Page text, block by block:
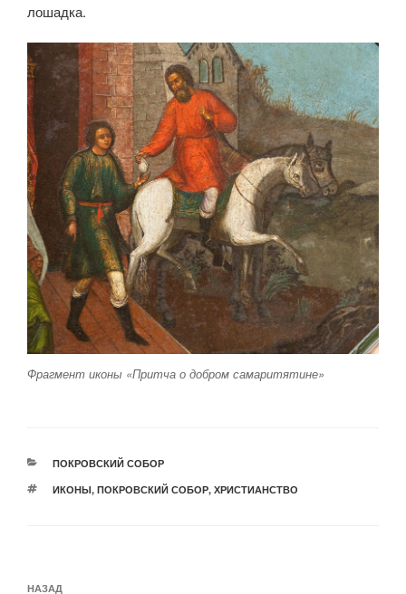
лошадка.
Фрагмент иконы «Притча о добром самаритятине»
РУБРИКИ
ПОКРОВСКИЙ СОБОР
МЕТКИ
ИКОНЫ, ПОКРОВСКИЙ СОБОР, ХРИСТИАНСТВО
НАЗАД